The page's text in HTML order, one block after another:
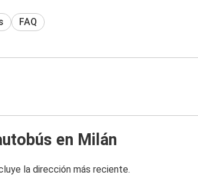
FAQ
en Milán
la dirección más reciente.